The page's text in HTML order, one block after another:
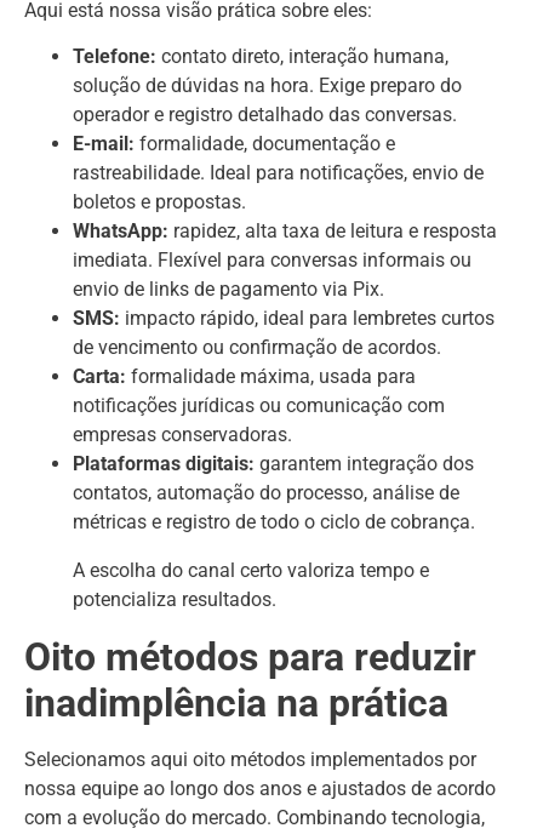
Aqui está nossa visão prática sobre eles:
Telefone: contato direto, interação humana,
solução de dúvidas na hora. Exige preparo do
operador e registro detalhado das conversas.
E-mail: formalidade, documentação e
rastreabilidade. Ideal para notificações, envio de
boletos e propostas.
WhatsApp: rapidez, alta taxa de leitura e resposta
imediata. Flexível para conversas informais ou
envio de links de pagamento via Pix.
SMS: impacto rápido, ideal para lembretes curtos
de vencimento ou confirmação de acordos.
Carta: formalidade máxima, usada para
notificações jurídicas ou comunicação com
empresas conservadoras.
Plataformas digitais: garantem integração dos
contatos, automação do processo, análise de
métricas e registro de todo o ciclo de cobrança.
A escolha do canal certo valoriza tempo e
potencializa resultados.
Oito métodos para reduzir
inadimplência na prática
Selecionamos aqui oito métodos implementados por
nossa equipe ao longo dos anos e ajustados de acordo
com a evolução do mercado. Combinando tecnologia,